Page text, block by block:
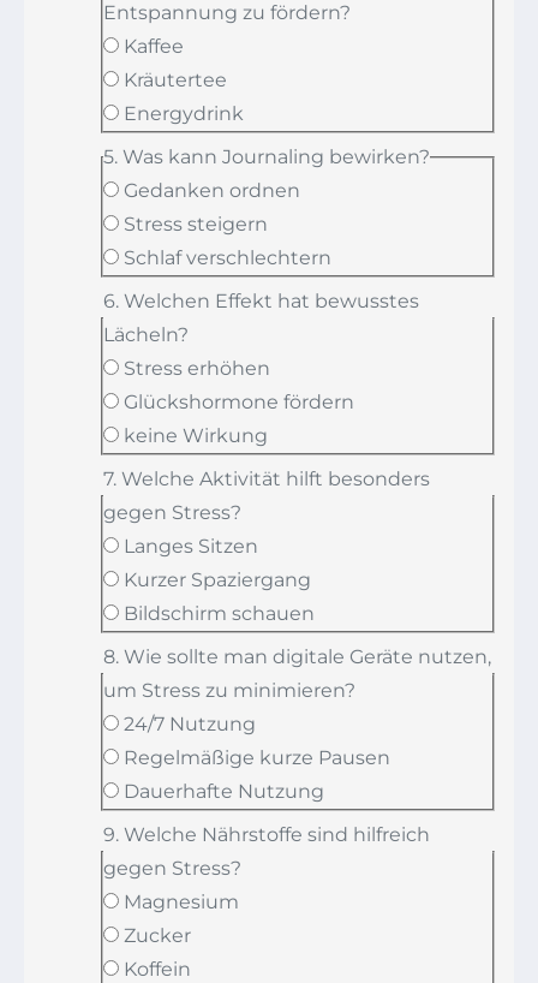
Entspannung zu fördern?
Kaffee
Kräutertee
Energydrink
5. Was kann Journaling bewirken?
Gedanken ordnen
Stress steigern
Schlaf verschlechtern
6. Welchen Effekt hat bewusstes
Lächeln?
Stress erhöhen
Glückshormone fördern
keine Wirkung
7. Welche Aktivität hilft besonders
gegen Stress?
Langes Sitzen
Kurzer Spaziergang
Bildschirm schauen
8. Wie sollte man digitale Geräte nutzen,
um Stress zu minimieren?
24/7 Nutzung
Regelmäßige kurze Pausen
Dauerhafte Nutzung
9. Welche Nährstoffe sind hilfreich
gegen Stress?
Magnesium
Zucker
Koffein